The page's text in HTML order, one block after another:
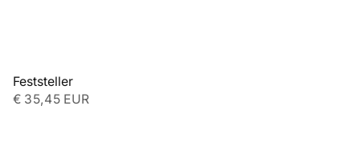
Feststeller
€ 35,45 EUR